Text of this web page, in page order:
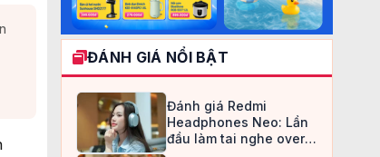
ĐÁNH GIÁ NỔI BẬT
Đánh giá Redmi
Headphones Neo: Lần
đầu làm tai nghe over-